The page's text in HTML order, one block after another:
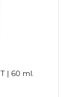
| 60 ml.